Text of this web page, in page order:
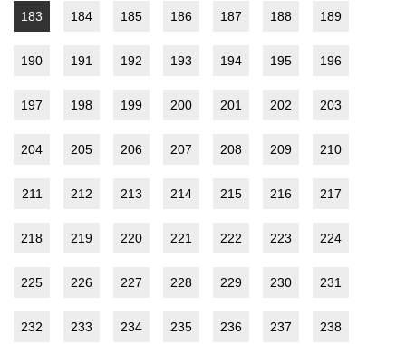
183 184 185 186 187 188 189
190 191 192 193 194 195 196
197 198 199 200 201 202 203
204 205 206 207 208 209 210
211 212 213 214 215 216 217
218 219 220 221 222 223 224
225 226 227 228 229 230 231
232 233 234 235 236 237 238